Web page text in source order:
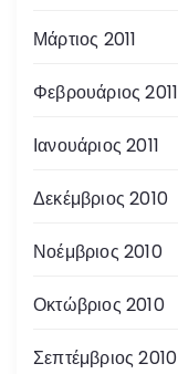
Μάρτιος 2011
Φεβρουάριος 2011
Ιανουάριος 2011
Δεκέμβριος 2010
Νοέμβριος 2010
Οκτώβριος 2010
Σεπτέμβριος 2010